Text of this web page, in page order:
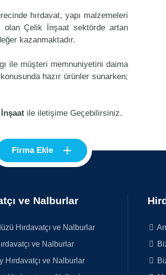
hırdavat, yapı malzemeleri
Çelik İnşaat sektörde artan
kazanmaktadır.
ile müşteri memnuniyetini daima
hazır ürünler sunarken;
ile iletişime Geçebilirsiniz.
Firma Ekle +
ve Nalburlar
Hırdavatçı ve Nalburlar
ve Nalburlar
Hırdavatçı ve Nalburlar